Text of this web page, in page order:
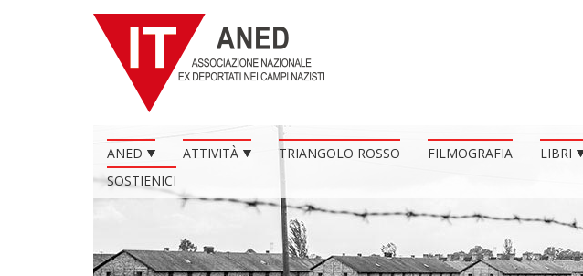
ANED ATTIVITÀ TRIANGOLO ROSSO FILMOGRAFIA LIBRI
SOSTIENICI